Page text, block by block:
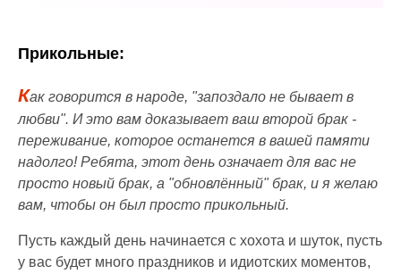
Прикольные:
Как говорится в народе, "запоздало не бывает в
любви". И это вам доказывает ваш второй брак -
переживание, которое останется в вашей памяти
надолго! Ребята, этот день означает для вас не
просто новый брак, а "обновлённый" брак, и я желаю
вам, чтобы он был просто прикольный.
Пусть каждый день начинается с хохота и шуток, пусть
у вас будет много праздников и идиотских моментов,